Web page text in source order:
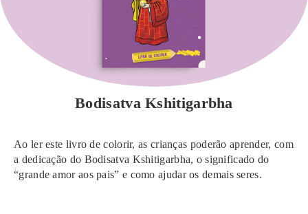
Bodisatva Kshitigarbha
Ao ler este livro de colorir, as crianças poderão aprender, com
a dedicação do Bodisatva Kshitigarbha, o significado do
“grande amor aos pais” e como ajudar os demais seres.